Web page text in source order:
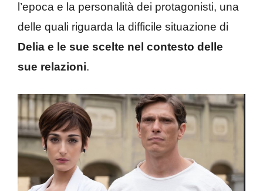
l’epoca e la personalità dei protagonisti, una
delle quali riguarda la difficile situazione di
Delia e le sue scelte nel contesto delle
sue relazioni.